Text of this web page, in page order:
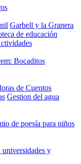
Garbell y la Granera
de educación
Bocaditos
de Cuentos
Gestion del agua
de poesía para niños
universidades y